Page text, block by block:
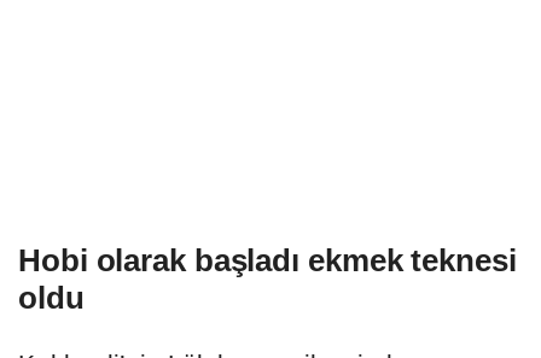
Hobi olarak başladı ekmek teknesi
oldu